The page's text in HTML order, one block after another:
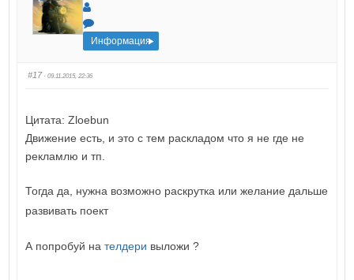
Информация
#17 · 09.11.2015, 22:36
Цитата: Zloebun
Движение есть, и это с тем раскладом что я не где не
рекламлю и тп.
Тогда да, нужна возможно раскрутка или желание дальше
развивать поект
А попробуй нателдери выложи ?